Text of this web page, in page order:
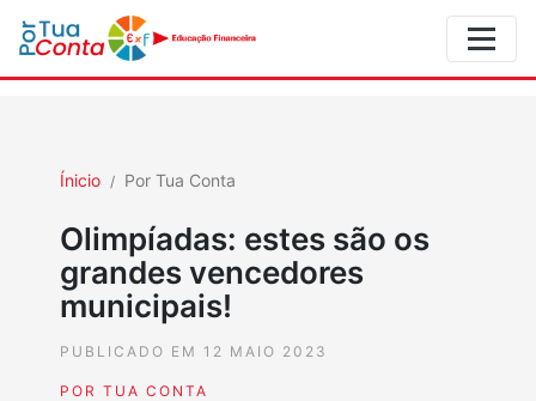
Ínicio Por Tua Conta
Olimpíadas: estes são os
grandes vencedores
municipais!
PUBLICADO EM 12 MAIO 2023
POR TUA CONTA